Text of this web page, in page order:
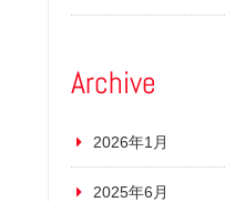
Archive
2026年1月
2025年6月